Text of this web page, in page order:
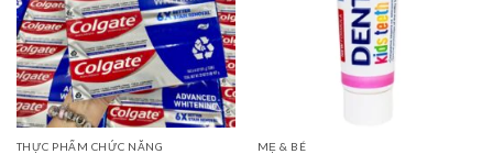
THỰC PHẨM CHỨC NĂNG MẸ & BÉ